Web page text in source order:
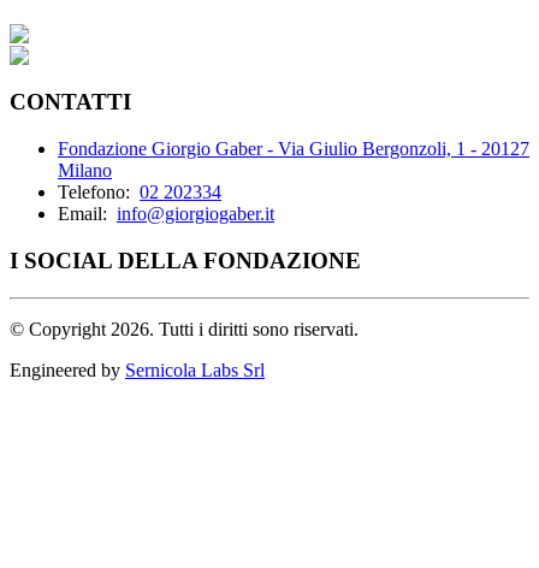
CONTATTI
Fondazione Giorgio Gaber - Via Giulio Bergonzoli, 1 - 20127
Milano
Telefono: 02 202334
Email: info@giorgiogaber.it
I SOCIAL DELLA FONDAZIONE
© Copyright 2026. Tutti i diritti sono riservati.
Engineered by Sernicola Labs Srl